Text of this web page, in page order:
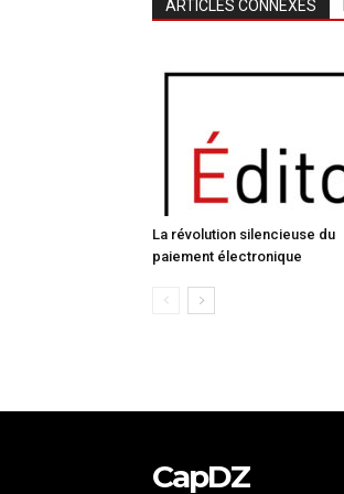
ARTICLES CONNEXES
La révolution silencieuse du
paiement électronique
CapDZ